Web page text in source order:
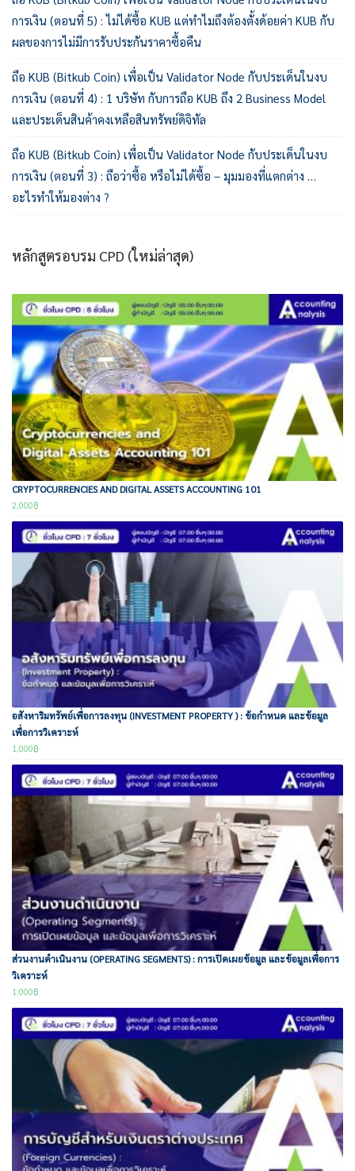
การเงิน (ตอนที่ 5) : ไม่ได้ซื้อ KUB แต่ทำไมถึงต้องตั้งด้อยค่า KUB กับ
ผลของการไม่มีการรับประกันราคาซื้อคืน
ถือ KUB (Bitkub Coin) เพื่อเป็น Validator Node กับประเด็นในงบ
การเงิน (ตอนที่ 4) : 1 บริษัท กับการถือ KUB ถึง 2 Business Model
และประเด็นสินค้าคงเหลือสินทรัพย์ดิจิทัล
ถือ KUB (Bitkub Coin) เพื่อเป็น Validator Node กับประเด็นในงบ
การเงิน (ตอนที่ 3) : ถือว่าซื้อ หรือไม่ได้ซื้อ – มุมมองที่แตกต่าง …
อะไรทำให้มองต่าง ?
หลักสูตรอบรม CPD (ใหม่ล่าสุด)
CRYPTOCURRENCIES AND DIGITAL ASSETS ACCOUNTING 101
2,000฿
อสังหาริมทรัพย์เพื่อการลงทุน (INVESTMENT PROPERTY ) : ข้อกำหนด และข้อมูล
เพื่อการวิเคราะห์
1,000฿
ส่วนงานดำเนินงาน (OPERATING SEGMENTS) : การเปิดเผยข้อมูล และข้อมูลเพื่อการ
วิเคราะห์
1,000฿